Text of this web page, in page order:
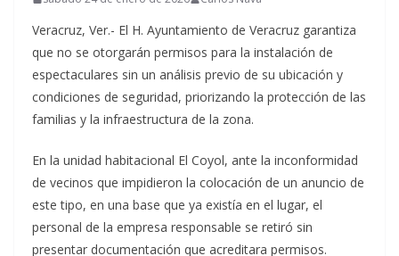
Veracruz, Ver.- El H. Ayuntamiento de Veracruz garantiza
que no se otorgarán permisos para la instalación de
espectaculares sin un análisis previo de su ubicación y
condiciones de seguridad, priorizando la protección de las
familias y la infraestructura de la zona.
En la unidad habitacional El Coyol, ante la inconformidad
de vecinos que impidieron la colocación de un anuncio de
este tipo, en una base que ya existía en el lugar, el
personal de la empresa responsable se retiró sin
presentar documentación que acreditara permisos.